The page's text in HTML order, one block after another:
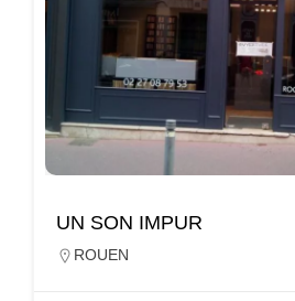
UN SON IMPUR
ROUEN